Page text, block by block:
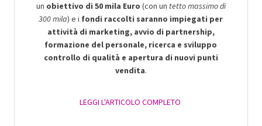
un obiettivo di 50 mila Euro (con un tetto massimo di
300 mila) e i fondi raccolti saranno impiegati per
attività di marketing, avvio di partnership,
formazione del personale, ricerca e sviluppo
controllo di qualità e apertura di nuovi punti
vendita.
LEGGI L'ARTICOLO COMPLETO